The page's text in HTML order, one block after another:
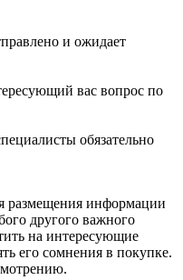
и ожидает
вас вопрос по
обязательно
размещения информации
другого важного
на интересующие
его сомнения в покупке.